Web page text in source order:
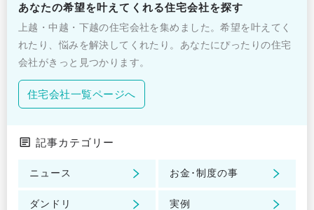
あなたの希望を叶えてくれる住宅会社を探す
上越・中越・下越の住宅会社を集めました。希望を叶えてく
れたり、悩みを解決してくれたり。あなたにぴったりの住宅
会社がきっと見つかります。
住宅会社一覧ページへ
記事カテゴリー
ニュース お金･制度の事
ダンドリ 実例